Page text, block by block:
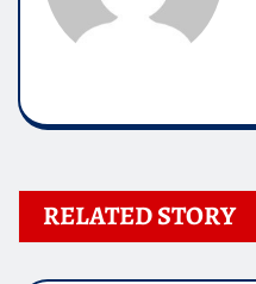
RELATED STORY